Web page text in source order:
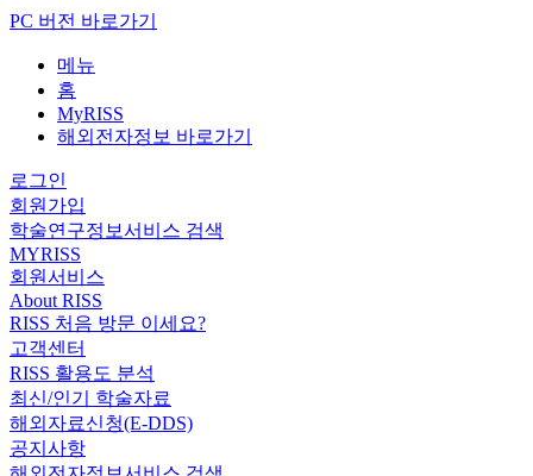
PC 버전 바로가기
메뉴
홈
MyRISS
해외전자정보 바로가기
로그인
회원가입
학술연구정보서비스 검색
MYRISS
회원서비스
About RISS
RISS 처음 방문 이세요?
고객센터
RISS 활용도 분석
최신/인기 학술자료
해외자료신청(E-DDS)
공지사항